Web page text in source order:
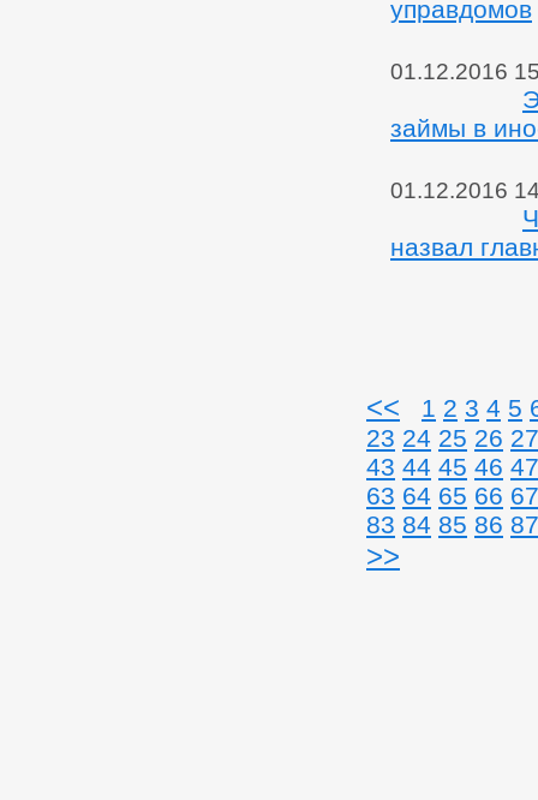
управдомов
01.12.2016
займы в
01.12.2016
назвал
<< 1 2 3 4 5
23 24 25 26 27
43 44 45 46 47
63 64 65 66 67
83 84 85 86 87
>>